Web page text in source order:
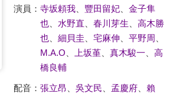
演員： 寺坂頼我、 豐田留妃、 金子隼
也、 水野直 春川芽生
高木勝
也、 細貝圭 宅麻伸 平野周
M.A.O
上坂堇、 真木駿一
高
橋良輔
配音： 張立昂 吳文民 孟慶府、 賴